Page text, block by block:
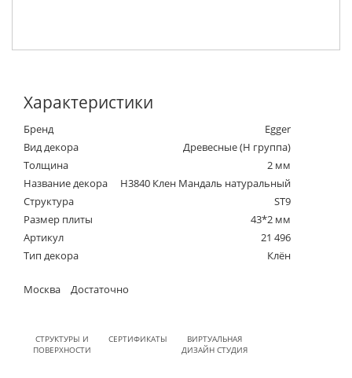
Характеристики
Бренд
Egger
Вид декора
Древесные (Н группа)
Толщина
2 мм
Название декора
H3840 Клен Мандаль натуральный
Структура
ST9
Размер плиты
43*2 мм
Артикул
21 496
Тип декора
Клён
Москва Достаточно
СТРУКТУРЫ И
ПОВЕРХНОСТИ
СЕРТИФИКАТЫ
ВИРТУАЛЬНАЯ
ДИЗАЙН СТУДИЯ